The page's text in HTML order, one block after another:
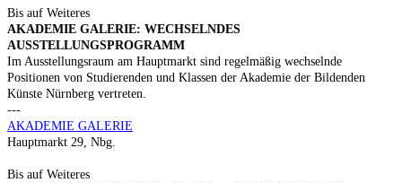
Bis auf Weiteres
AKADEMIE GALERIE: WECHSELNDES
AUSSTELLUNGSPROGRAMM
Im Ausstellungsraum am Hauptmarkt sind regelmäßig wechselnde
Positionen von Studierenden und Klassen der Akademie der Bildenden
Künste Nürnberg vertreten.
---
AKADEMIE GALERIE
Hauptmarkt 29, Nbg.
Bis auf Weiteres